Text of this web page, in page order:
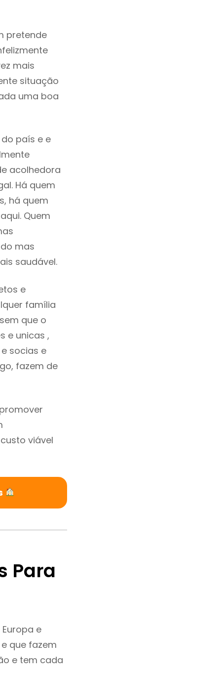
pretende
mais
situação
uma boa
país e e
acolhedora
Há quem
há quem
Quem
mas
saudável.
e
família
que o
e unicas ,
socias e
fazem de
viável
Para
e
que fazem
e tem cada